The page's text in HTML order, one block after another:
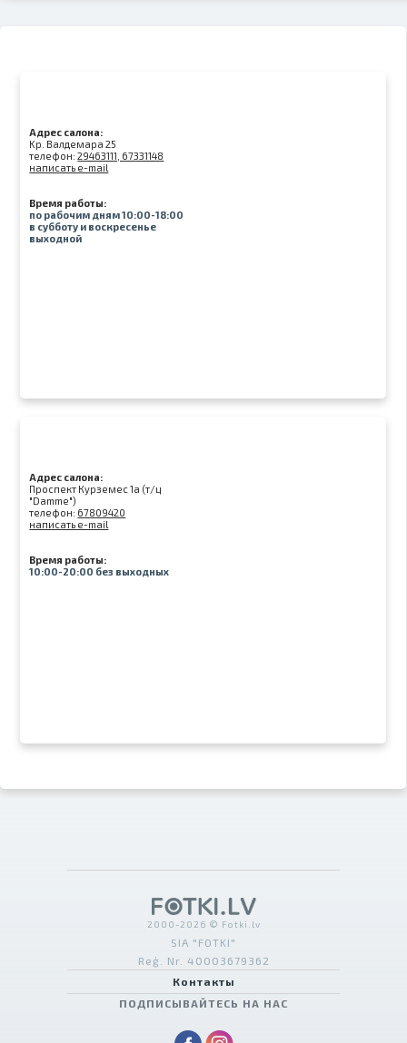
Адрес салона:
Kр. Валдемара 25
телефон:29463111, 67331148
написать e-mail
Время работы:
по рабочим дням 10:00-18:00
в субботу и воскресенье
выходной
Адрес салона:
Проспект Курземес 1а (т/ц
"Damme")
телефон: 67809420
написать e-mail
Время работы:
10:00-20:00 без выходных
2000-2026 © Fotki.lv
SIA "FOTKI"
Reģ. Nr. 40003679362
Контакты
ПОДПИСЫВАЙТЕСЬ НА НАС